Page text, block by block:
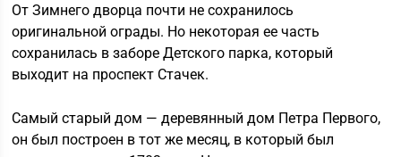
От Зимнего дворца почти не сохранилось
оригинальной ограды. Но некоторая ее часть
сохранилась в заборе Детского парка, который
выходит на проспект Стачек.
Самый старый дом — деревянный дом Петра Первого,
он был построен в тот же месяц, в который был